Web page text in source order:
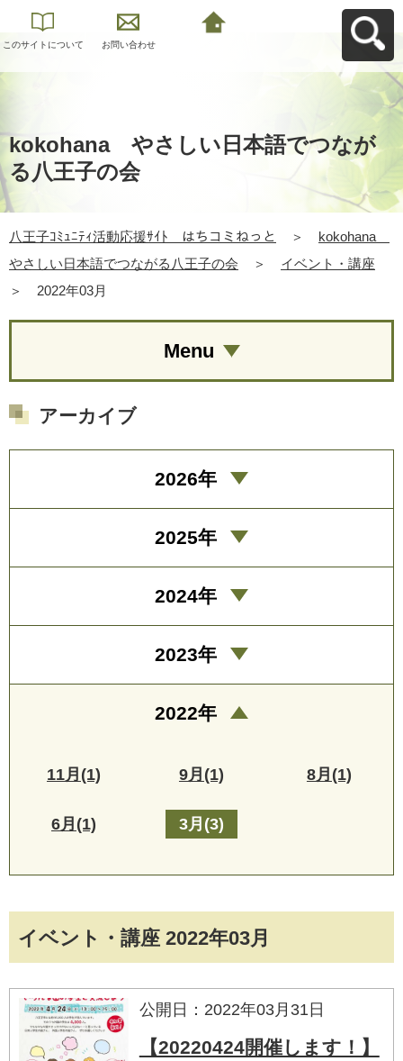
このサイトについて お問い合わせ
kokohana やさしい日本語でつなが
る八王子の会
八王子ｺﾐｭﾆﾃｨ活動応援ｻｲﾄ はちコミねっと ＞
kokohana
やさしい日本語でつながる八王子の会
＞
イベント・講座
＞
2022年03月
イベント・講座 2022年03月
公開日：2022年03月31日
【20220424開催します！】
Menu
アーカイブ
2026年
2025年
2024年
2023年
2022年
11月(1) 9月(1) 8月(1)
6月(1) 3月(3)